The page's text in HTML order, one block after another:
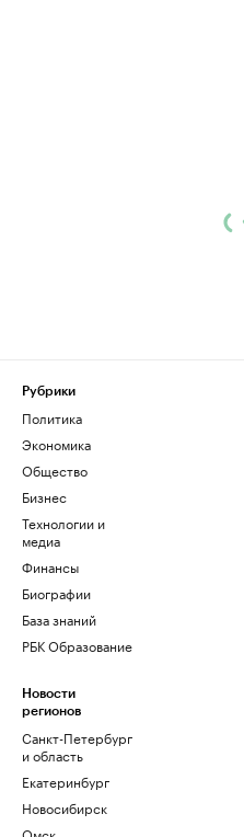
Рубрики
Политика
Экономика
Общество
Бизнес
Технологии и
медиа
Финансы
Биографии
База знаний
РБК Образование
Новости
регионов
Санкт-Петербург
и область
Екатеринбург
Новосибирск